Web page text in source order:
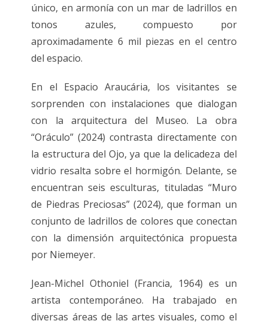
único, en armonía con un mar de ladrillos en
tonos azules, compuesto por
aproximadamente 6 mil piezas en el centro
del espacio.
En el Espacio Araucária, los visitantes se
sorprenden con instalaciones que dialogan
con la arquitectura del Museo. La obra
“Oráculo” (2024) contrasta directamente con
la estructura del Ojo, ya que la delicadeza del
vidrio resalta sobre el hormigón. Delante, se
encuentran seis esculturas, tituladas “Muro
de Piedras Preciosas” (2024), que forman un
conjunto de ladrillos de colores que conectan
con la dimensión arquitectónica propuesta
por Niemeyer.
Jean-Michel Othoniel (Francia, 1964) es un
artista contemporáneo. Ha trabajado en
diversas áreas de las artes visuales, como el